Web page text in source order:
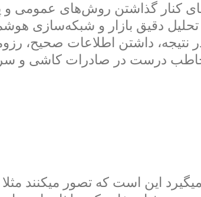
گذاشتن روش‌های عمومی و
دقیق بازار و شبکه‌سازی
نتیجه، داشتن اطلاعات صحیح،
درست در صادرات کاشی و
این است که تصور میکنند مثلا